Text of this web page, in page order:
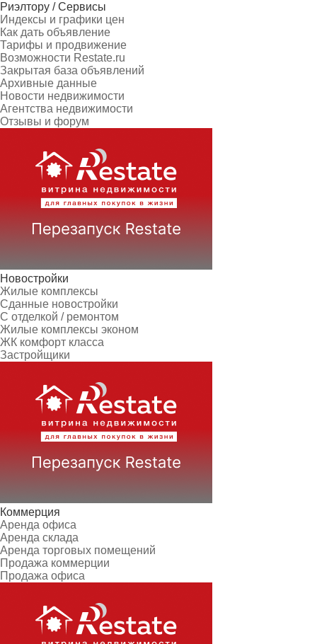
Риэлтору / Сервисы
Индексы и графики цен
Как дать объявление
Тарифы и продвижение
Возможности Restate.ru
Закрытая база объявлений
Архивные данные
Новости недвижимости
Агентства недвижимости
Отзывы и форум
Новостройки
Жилые комплексы
Сданные новостройки
С отделкой / ремонтом
Жилые комплексы эконом
ЖК комфорт класса
Застройщики
Коммерция
Аренда офиса
Аренда склада
Аренда торговых помещений
Продажа коммерции
Продажа офиса